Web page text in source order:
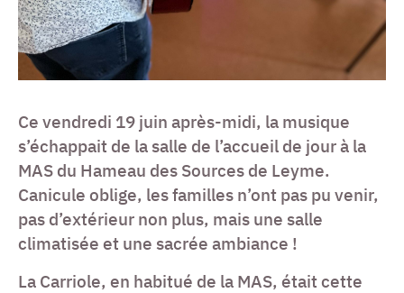
Ce vendredi 19 juin après-midi, la musique
s’échappait de la salle de l’accueil de jour à la
MAS du Hameau des Sources de Leyme.
Canicule oblige, les familles n’ont pas pu venir,
pas d’extérieur non plus, mais une salle
climatisée et une sacrée ambiance !
La Carriole, en habitué de la MAS, était cette